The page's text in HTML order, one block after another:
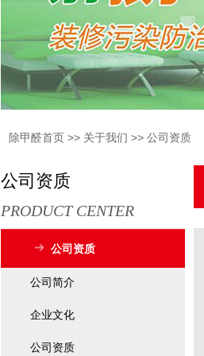
除甲醛首页 >> 关于我们 >> 公司资质
公司资质
PRODUCT CENTER
公司资质
公司简介
企业文化
公司资质